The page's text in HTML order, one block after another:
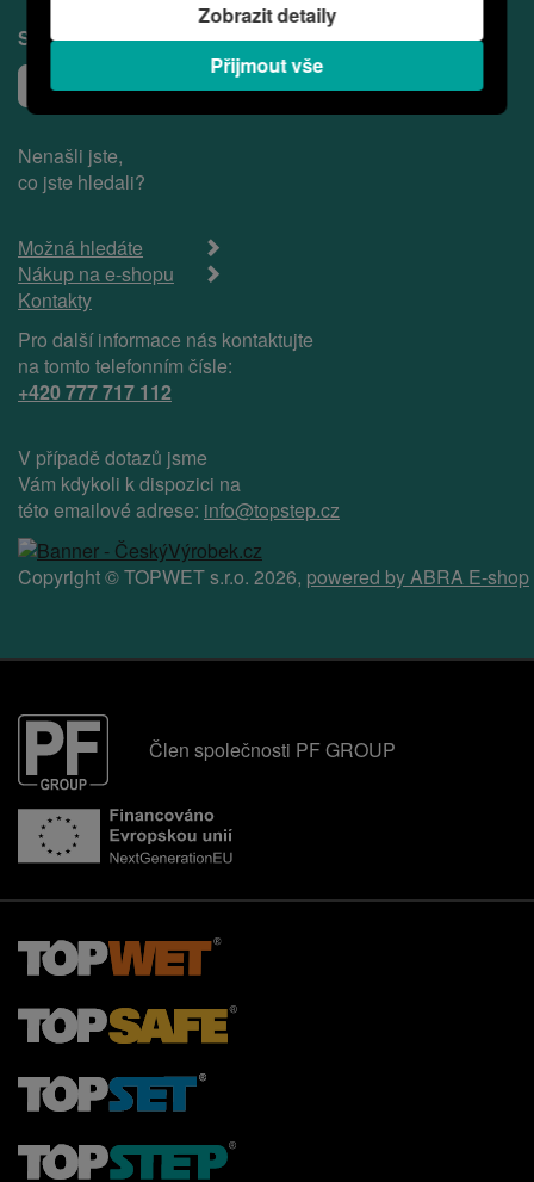
Zobrazit detaily
Přijmout vše
Sledujte nás na sociálních sítích
Nenašli jste,
co jste hledali?
Možná hledáte
Nákup na e-shopu
Kontakty
Pro další informace nás kontaktujte
na tomto telefonním čísle:
+420 777 717 112
V případě dotazů jsme
Vám kdykoli k dispozici na
této emailové adrese: info@topstep.cz
Copyright © TOPWET s.r.o. 2026, powered by ABRA E-shop
Člen společnosti PF GROUP